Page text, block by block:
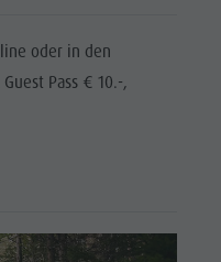
oder in den
Pass € 10.-,